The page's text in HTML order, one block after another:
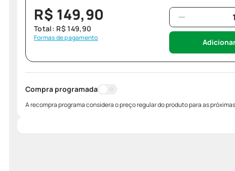
R$ 149,90
Total: R$ 149,90
Formas de pagamento
Compra programada
A recompra programa considera o preço regular do produto para as